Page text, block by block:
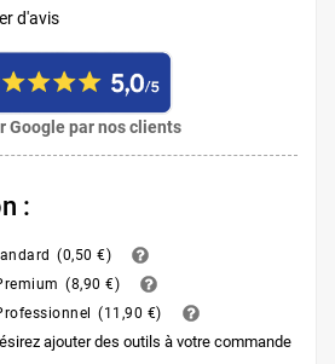
d'avis
Google par nos clients
:
(0,50 €)
(8,90 €)
(11,90 €)
ajouter des outils à votre commande